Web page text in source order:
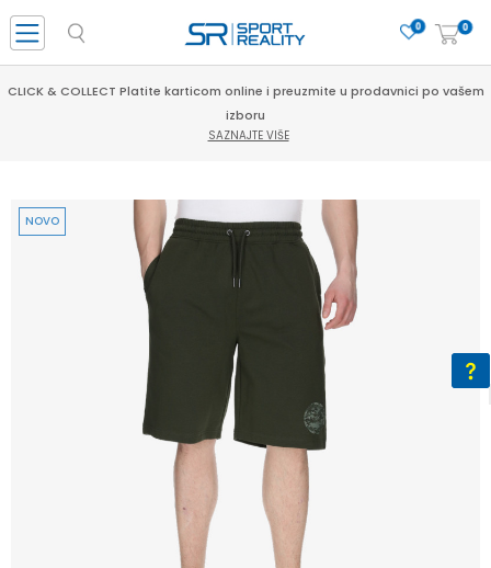
0
0
CLICK & COLLECT Platite karticom online i preuzmite u prodavnici po vašem
izboru
SAZNAJTE VIŠE
NOVO